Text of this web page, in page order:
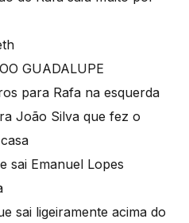
GUADALUPE
para Rafa na esquerda
João Silva que fez o
sai Emanuel Lopes
sai ligeiramente acima do